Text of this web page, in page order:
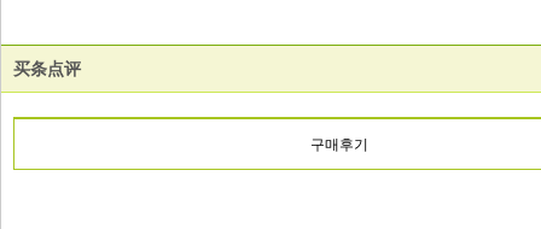
买条点评